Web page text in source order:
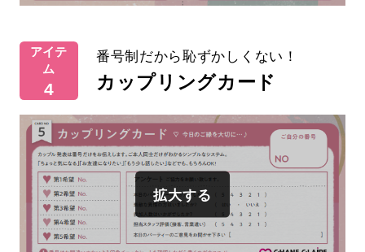
アイテ
ム
4
番号制だから恥ずかしくない！
カップリングカード